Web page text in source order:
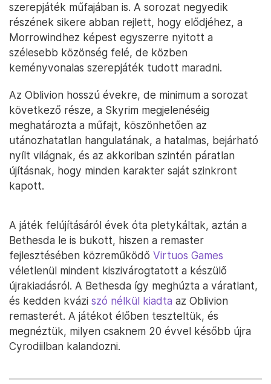
szerepjáték műfajában is. A sorozat negyedik
részének sikere abban rejlett, hogy elődjéhez, a
Morrowindhez képest egyszerre nyitott a
szélesebb közönség felé, de közben
keményvonalas szerepjáték tudott maradni.
Az Oblivion hosszú évekre, de minimum a sorozat
következő része, a Skyrim megjelenéséig
meghatározta a műfajt, köszönhetően az
utánozhatatlan hangulatának, a hatalmas, bejárható
nyílt világnak, és az akkoriban szintén páratlan
újításnak, hogy minden karakter saját szinkront
kapott.
A játék felújításáról évek óta pletykáltak, aztán a
Bethesda le is bukott, hiszen a remaster
fejlesztésében közreműködő Virtuos Games
véletlenül mindent kiszivárogtatott a készülő
újrakiadásról. A Bethesda így meghúzta a váratlant,
és kedden kvázi szó nélkül kiadta az Oblivion
remasterét. A játékot élőben teszteltük, és
megnéztük, milyen csaknem 20 évvel később újra
Cyrodiilban kalandozni.